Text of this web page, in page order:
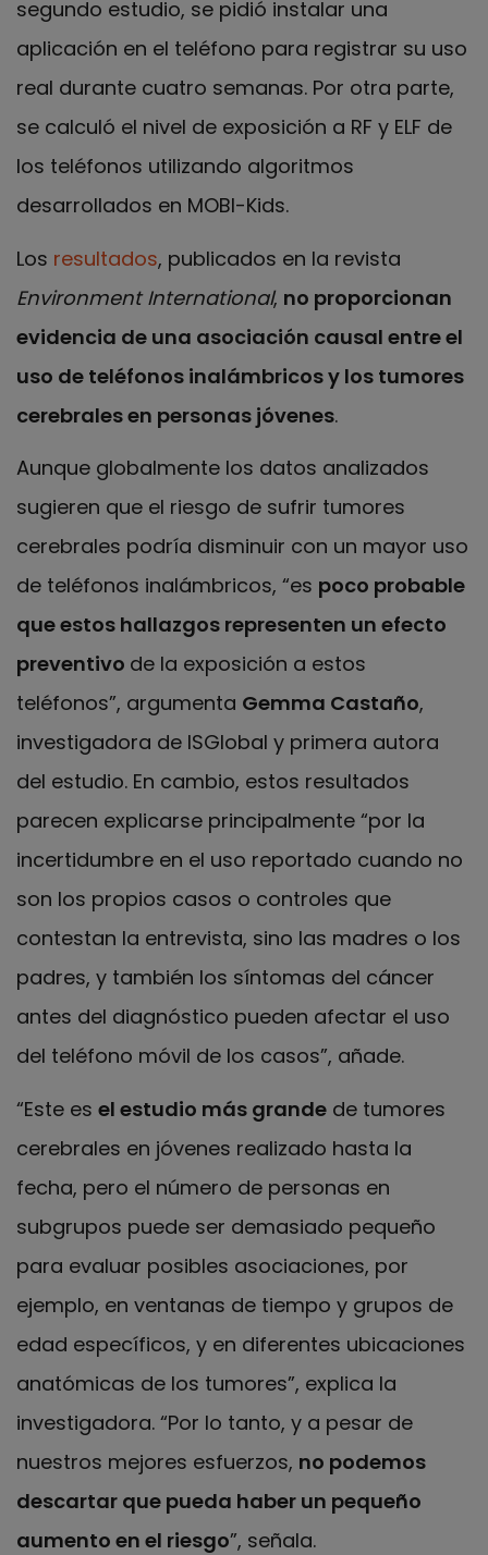
segundo estudio, se pidió instalar una
aplicación en el teléfono para registrar su uso
real durante cuatro semanas. Por otra parte,
se calculó el nivel de exposición a RF y ELF de
los teléfonos utilizando algoritmos
desarrollados en MOBI-Kids.
Los resultados, publicados en la revista
Environment International, no proporcionan
evidencia de una asociación causal entre el
uso de teléfonos inalámbricos y los tumores
cerebrales en personas jóvenes.
Aunque globalmente los datos analizados
sugieren que el riesgo de sufrir tumores
cerebrales podría disminuir con un mayor uso
de teléfonos inalámbricos, “es poco probable
que estos hallazgos representen un efecto
preventivo de la exposición a estos
teléfonos”, argumenta Gemma Castaño,
investigadora de ISGlobal y primera autora
del estudio. En cambio, estos resultados
parecen explicarse principalmente “por la
incertidumbre en el uso reportado cuando no
son los propios casos o controles que
contestan la entrevista, sino las madres o los
padres, y también los síntomas del cáncer
antes del diagnóstico pueden afectar el uso
del teléfono móvil de los casos”, añade.
“Este es el estudio más grande de tumores
cerebrales en jóvenes realizado hasta la
fecha, pero el número de personas en
subgrupos puede ser demasiado pequeño
para evaluar posibles asociaciones, por
ejemplo, en ventanas de tiempo y grupos de
edad específicos, y en diferentes ubicaciones
anatómicas de los tumores”, explica la
investigadora. “Por lo tanto, y a pesar de
nuestros mejores esfuerzos, no podemos
descartar que pueda haber un pequeño
aumento en el riesgo”, señala.